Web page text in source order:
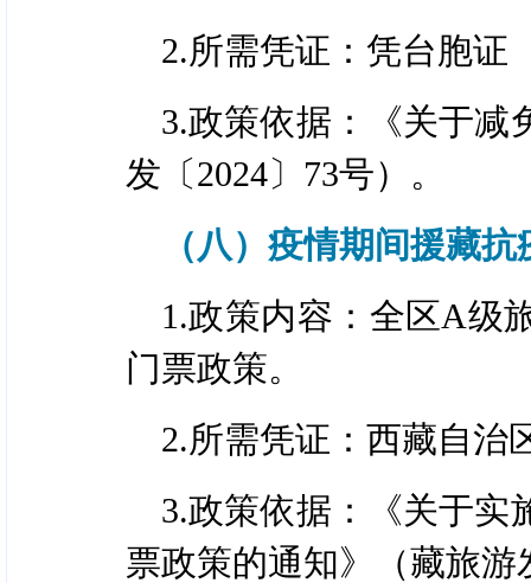
2.所需凭证：凭台胞证
3.政策依据：《关于减
发〔2024〕73号）。
（八）疫情期间援藏
1.政策内容：全区A级
门票政策。
2.所需凭证：西藏自治
3.政策依据：《关于实
票政策的通知》（藏旅游